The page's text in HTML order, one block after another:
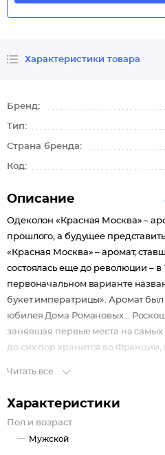
Характеристики товара
Бренд:
Тип:
Страна бренда:
Код:
Описание
Одеколон «Красная Москва» –
прошлого, а будущее
«Красная Москва» – аромат,
состоялась еще до революции – в
первоначальном варианте
букет императрицы». Аромат
юбилея Дома Романовых…
занявшая первые места на
до сих пор хранится во Франции,
не властно.
Знакомство с ароматом
Насыщенные цитрусово-пряные
Читать все
Характеристики
Пол и возраст
Мужской